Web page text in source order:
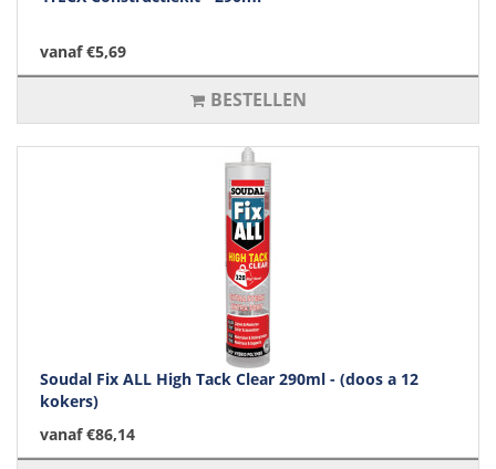
vanaf €5,69
BESTELLEN
Soudal Fix ALL High Tack Clear 290ml - (doos a 12
kokers)
vanaf €86,14